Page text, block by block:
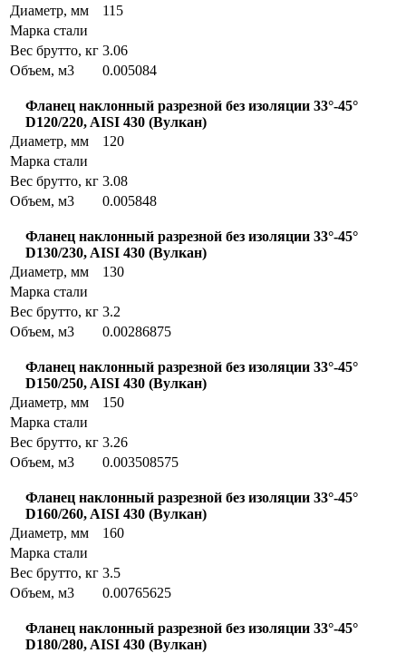
Диаметр, мм
115
Марка стали
Вес брутто, кг 3.06
Объем, м3
0.005084
Фланец наклонный разрезной без изоляции 33°-45°
D120/220, AISI 430 (Вулкан)
Диаметр, мм
120
Марка стали
Вес брутто, кг 3.08
Объем, м3
0.005848
Фланец наклонный разрезной без изоляции 33°-45°
D130/230, AISI 430 (Вулкан)
Диаметр, мм
130
Марка стали
Вес брутто, кг 3.2
Объем, м3
0.00286875
Фланец наклонный разрезной без изоляции 33°-45°
D150/250, AISI 430 (Вулкан)
Диаметр, мм
150
Марка стали
Вес брутто, кг 3.26
Объем, м3
0.003508575
Фланец наклонный разрезной без изоляции 33°-45°
D160/260, AISI 430 (Вулкан)
Диаметр, мм
160
Марка стали
Вес брутто, кг 3.5
Объем, м3
0.00765625
Фланец наклонный разрезной без изоляции 33°-45°
D180/280, AISI 430 (Вулкан)